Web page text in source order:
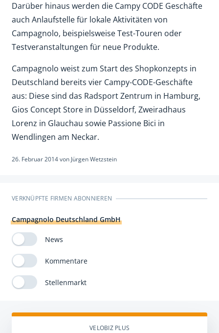
Darüber hinaus werden die Campy CODE Geschäfte
auch Anlaufstelle für lokale Aktivitäten von
Campagnolo, beispielsweise Test-Touren oder
Testveranstaltungen für neue Produkte.
Campagnolo weist zum Start des Shopkonzepts in
Deutschland bereits vier Campy-CODE-Geschäfte
aus: Diese sind das Radsport Zentrum in Hamburg,
Gios Concept Store in Düsseldorf, Zweiradhaus
Lorenz in Glauchau sowie Passione Bici in
Wendlingen am Neckar.
26. Februar 2014von Jürgen Wetzstein
VERKNÜPFTE FIRMEN ABONNIEREN
Campagnolo Deutschland GmbH
News
Kommentare
Stellenmarkt
VELOBIZ PLUS